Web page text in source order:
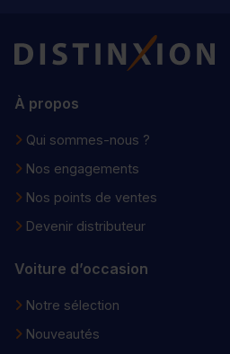
À propos
Qui sommes-nous ?
Nos engagements
Nos points de ventes
Devenir distributeur
Voiture d’occasion
Notre sélection
Nouveautés